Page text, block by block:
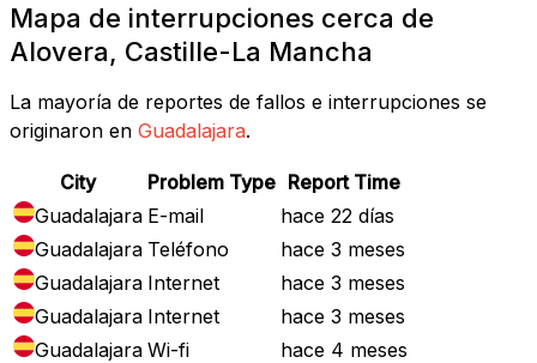
Mapa de interrupciones cerca de
Alovera, Castille-La Mancha
La mayoría de reportes de fallos e interrupciones se
originaron en Guadalajara.
City Problem Type Report Time
Guadalajara E-mail
hace 22 días
Guadalajara Teléfono
hace 3 meses
Guadalajara Internet
hace 3 meses
Guadalajara Internet
hace 3 meses
Guadalajara Wi-fi
hace 4 meses